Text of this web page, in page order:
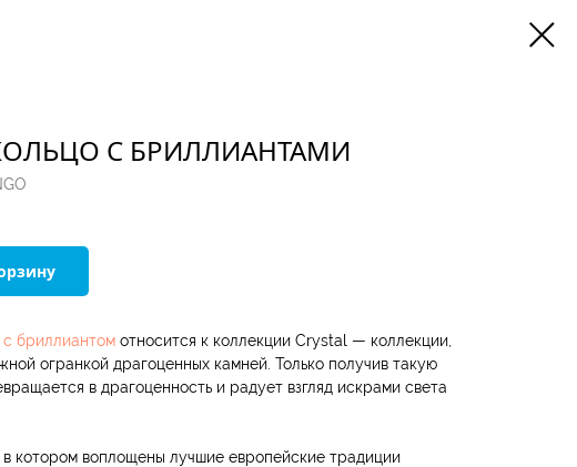
С БРИЛЛИАНТАМИ
с бриллиантом относится к коллекции Crystal — коллекции,
огранкой драгоценных камней. Только получив такую
в драгоценность и радует взгляд искрами света
в котором воплощены лучшие европейские традиции